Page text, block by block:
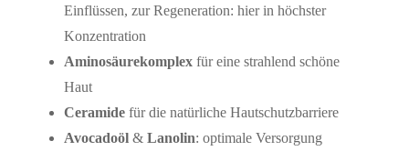
Einflüssen, zur Regeneration: hier in höchster
Konzentration
Aminosäurekomplex für eine strahlend schöne
Haut
Ceramide für die natürliche Hautschutzbarriere
Avocadoöl & Lanolin: optimale Versorgung